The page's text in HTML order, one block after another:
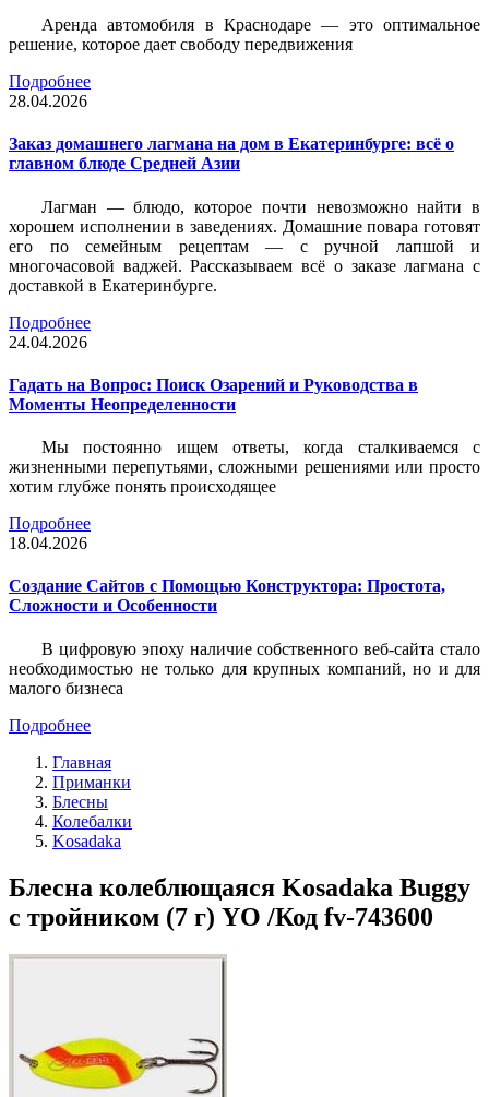
Аренда автомобиля в Краснодаре — это оптимальное
решение, которое дает свободу передвижения
Подробнее
28.04.2026
Заказ домашнего лагмана на дом в Екатеринбурге: всё о
главном блюде Средней Азии
Лагман — блюдо, которое почти невозможно найти в
хорошем исполнении в заведениях. Домашние повара готовят
его по семейным рецептам — с ручной лапшой и
многочасовой ваджей. Рассказываем всё о заказе лагмана с
доставкой в Екатеринбурге.
Подробнее
24.04.2026
Гадать на Вопрос: Поиск Озарений и Руководства в
Моменты Неопределенности
Мы постоянно ищем ответы, когда сталкиваемся с
жизненными перепутьями, сложными решениями или просто
хотим глубже понять происходящее
Подробнее
18.04.2026
Создание Сайтов с Помощью Конструктора: Простота,
Сложности и Особенности
В цифровую эпоху наличие собственного веб-сайта стало
необходимостью не только для крупных компаний, но и для
малого бизнеса
Подробнее
Главная
Приманки
Блесны
Колебалки
Kosadaka
Блесна колеблющаяся Kosadaka Buggy
с тройником (7 г) YO /Код fv-743600